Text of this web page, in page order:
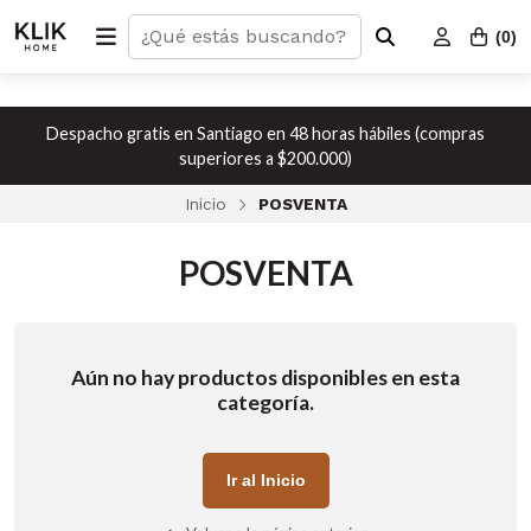
(0)
Despacho gratis en Santiago en 48 horas hábiles (compras
superiores a $200.000)
Inicio POSVENTA
POSVENTA
Aún no hay productos disponibles en esta
categoría.
Ir al Inicio